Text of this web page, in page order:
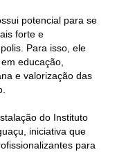
potencial para se
forte e
Para isso, ele
educação,
e valorização das
do Instituto
iniciativa que
para